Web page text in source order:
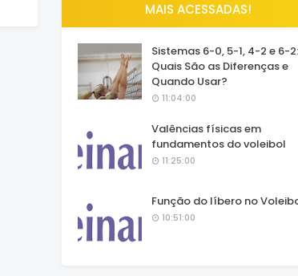
MAIS ACESSADAS!
Sistemas 6-0, 5-1, 4-2 e 6-2:
Quais São as Diferenças e
Quando Usar?
11:04:00
Valências físicas em
fundamentos do voleibol
11:25:00
Função do líbero no
10:51:00